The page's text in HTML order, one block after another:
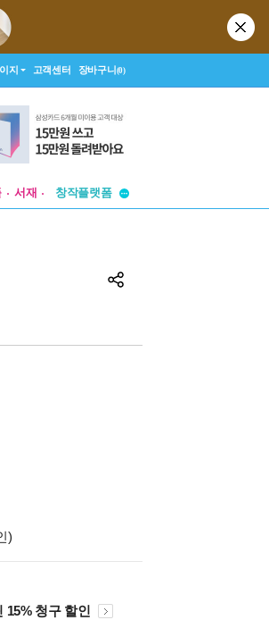
지 고객센터 장바구니(0)
서재
창작플랫폼
)
15% 청구 할인